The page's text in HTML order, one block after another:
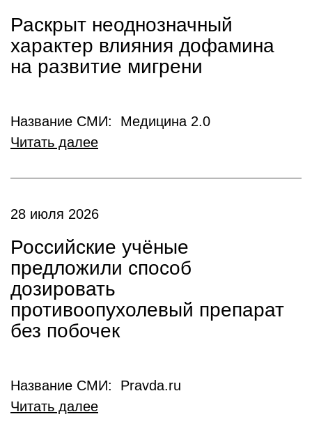
Раскрыт неоднозначный
характер влияния дофамина
на развитие мигрени
Название СМИ: Медицина 2.0
Читать далее
28 июля 2026
Российские учёные
предложили способ
дозировать
противоопухолевый препарат
без побочек
Название СМИ: Pravda.ru
Читать далее